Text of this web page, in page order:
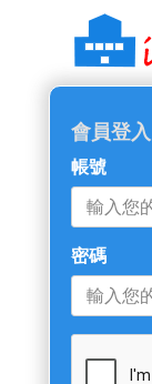
會員登入
帳號
密碼